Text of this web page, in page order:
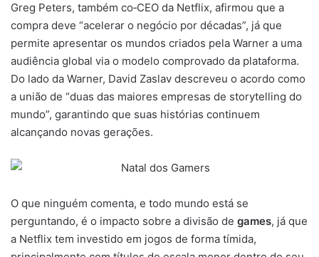
Greg Peters, também co‑CEO da Netflix, afirmou que a
compra deve “acelerar o negócio por décadas”, já que
permite apresentar os mundos criados pela Warner a uma
audiência global via o modelo comprovado da plataforma.
Do lado da Warner, David Zaslav descreveu o acordo como
a união de “duas das maiores empresas de storytelling do
mundo”, garantindo que suas histórias continuem
alcançando novas gerações.
O que ninguém comenta, e todo mundo está se
perguntando, é o impacto sobre a divisão de games, já que
a Netflix tem investido em jogos de forma tímida,